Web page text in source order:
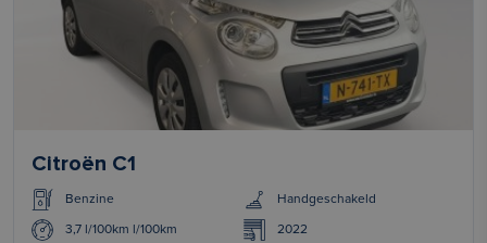
Citroën C1
Benzine Handgeschakeld
3,7 l/100km l/100km 2022